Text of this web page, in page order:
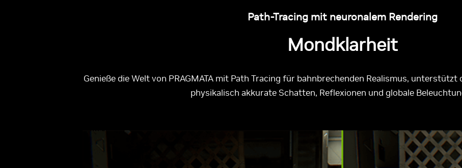
Path-Tracing mit neuronalem Rendering
Mondklarheit
Genieße die Welt von PRAGMATA mit Path Tracing für bahnbrechenden Realismus, unterstützt
physikalisch akkurate Schatten, Reflexionen und globale